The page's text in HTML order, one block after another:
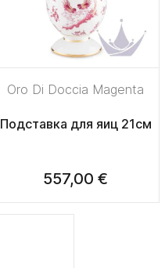
Oro Di Doccia Magenta
Подставка для яиц 21см
557,00 €